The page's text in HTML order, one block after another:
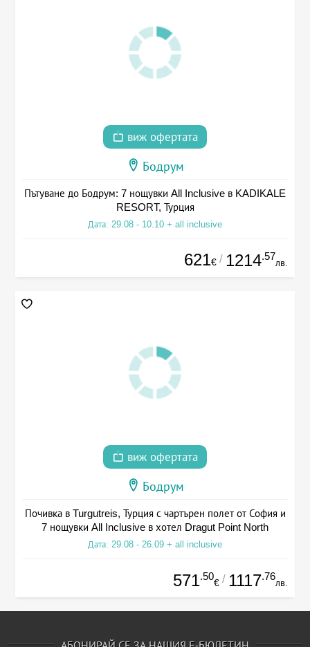
виж офертата
Бодрум
Пътуване до Бодрум: 7 нощувки All Inclusive в KADIKALE
RESORT, Турция
Дата: 29.08 - 10.10 + all inclusive
621€ / 1214.57
лв.
виж офертата
Бодрум
Почивка в Turgutreis, Турция с чартърен полет от София и
7 нощувки All Inclusive в хотел Dragut Point North
Дата: 29.08 - 26.09 + all inclusive
571.50
€ / 1117.76
лв.